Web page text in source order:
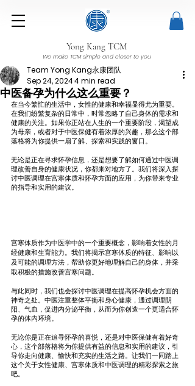
Yong Kang TCM
We make TCM simple and closer to you
中医备孕为什么这么重要？
Team Yong Kang永康团队
Sep 24, 20244 min read
在当今繁忙的生活中，女性的健康和幸福显得尤为重要。
在我们纷繁复杂的日常中，时常忽略了自己身体的需求和
健康的关注。如果你正站在人生的一个重要阶段，渴望成
为母亲，或者对于中医保健有着浓厚的兴趣，那么这个部
落格将为你提供一扇了解、探索和实践的窗口。
无论是正在寻求怀孕信息，还是想要了解如何通过中医调
理改善自身的健康状况，你都来对地方了。我们将深入探
讨中医调理在宫寒体质和怀孕方面的应用，为你带来专业
的指导和实用的建议。
宫寒体质作为中医学中的一个重要概念，影响着女性的月
经健康和生育能力。我们将揭示宫寒体质的特征、影响以
及可能的调理方法，帮助你更好地理解自己的身体，并采
取积极的措施改善宫寒问题。
与此同时，我们也会探讨中医调理在提高怀孕机会方面的
神奇之处。中医注重整体平衡和身心健康，通过调理阴
阳、气血，促进内分泌平衡，从而为你创造一个更适合怀
孕的体内环境。
无论你是正在追寻怀孕的喜悦，还是对中医保健有着好奇
心，这个部落格将为你提供有益的信息和实用的建议，引
导你走向健康、愉快和充实的生活之路。让我们一同踏上
这个关于女性健康、宫寒体质和中医调理的精彩探索之旅
吧。